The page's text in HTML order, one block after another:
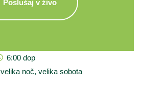
Poslušaj v živo
6:00 dop
velika noč, velika sobota